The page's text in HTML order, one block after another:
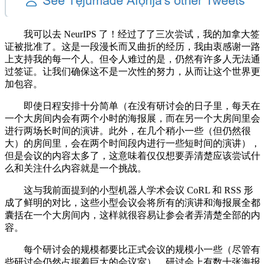
我可以去 NeurIPS 了！经过了了三次尝试，我的加拿大签
证被批准了。这是一段漫长而又曲折的经历，我由衷感谢一路
上支持我的每一个人。但令人难过的是，仍然有许多人无法通
过签证。让我们确保这不是一次性的努力，从而让这个世界更
加包容。
即使日程安排十分简单（在没有研讨会的日子里，每天在
一个大房间内会有两个小时的海报展，而在另一个大房间里会
进行两场长时间的演讲。此外，在几个稍小一些（但仍然很
大）的房间里，会在两个时间段内进行一些短时间的演讲），
但是会议的内容太多了，这意味着仅仅想要弄清楚应该尝试什
么和关注什么内容就是一个挑战。
这与我前面提到的小型机器人学术会议 CoRL 和 RSS 形
成了鲜明的对比，这些小型会议会将所有的演讲和海报展全都
囊括在一个大房间内，这样就很容易让参会者弄清楚全部的内
容。
每个研讨会的规模都要比正式会议的规模小一些（尽管有
些研讨会仍然占据着巨大的会议室），研讨会上有数十张海报